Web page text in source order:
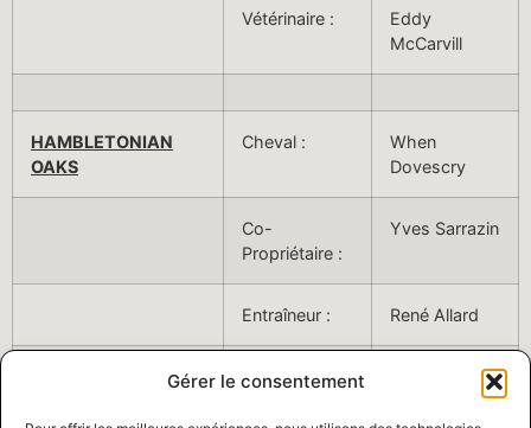
Gérer le consentement
Vétérinaire :
Eddy
McCarvill
HAMBLETONIAN
OAKS
Cheval :
When
Dovescry
Co-
Propriétaire :
Yves Sarrazin
Entraîneur : René Allard
Conducteur : Simon Allard